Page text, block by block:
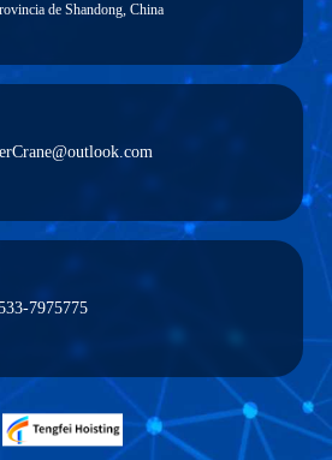
de Shandong, China
7975775